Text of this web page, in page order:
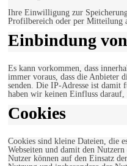
Ihre Einwilligung zur
Profilbereich oder per Mitteilung
Einbindung
Es kann vorkommen, dass
immer voraus, dass die Anbieter
senden. Die IP-Adresse ist damit
haben wir keinen Einfluss
Cookies
Cookies sind kleine Dateien, die
Webseiten und damit den
Nutzer können auf den Einsatz